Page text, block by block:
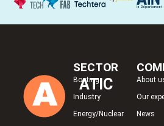
ATIC
SECTOR
Boating
Industry
Energy/Nuclear
About
Our
News